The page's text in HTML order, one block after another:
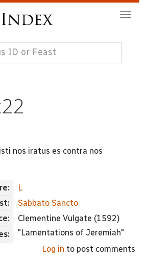
nos iratus es contra nos
L
Sabbato Sancto
Clementine Vulgate (1592)
"Lamentations of Jeremiah"
Log in to post comments